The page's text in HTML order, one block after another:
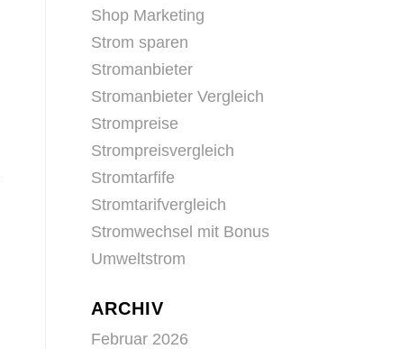
Shop Marketing
Strom sparen
Stromanbieter
Stromanbieter Vergleich
Strompreise
Strompreisvergleich
Stromtarfife
Stromtarifvergleich
Stromwechsel mit Bonus
Umweltstrom
ARCHIV
Februar 2026